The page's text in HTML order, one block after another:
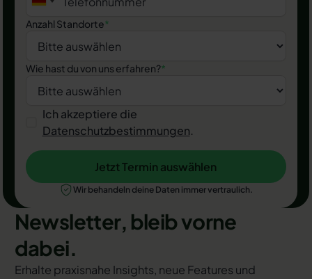
Anzahl Standorte*
Wie hast du von uns erfahren?*
Ich akzeptiere die
Datenschutzbestimmungen.
Jetzt Termin auswählen
Jetzt Termin auswählen
Wir behandeln deine Daten immer vertraulich.
Newsletter, bleib vorne
dabei.
Erhalte praxisnahe Insights, neue Features und